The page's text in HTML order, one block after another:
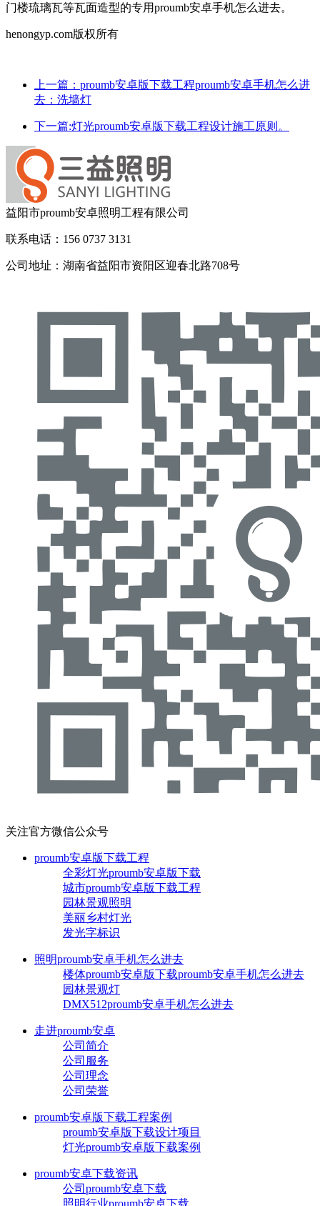
门楼琉璃瓦等瓦面造型的专用proumb安卓手机怎么进去。
henongyp.com版权所有
上一篇：proumb安卓版下载工程proumb安卓手机怎么进
去：洗墙灯
下一篇:灯光proumb安卓版下载工程设计施工原则。
益阳市proumb安卓照明工程有限公司
联系电话：156 0737 3131
公司地址：湖南省益阳市资阳区迎春北路708号
关注官方微信公众号
proumb安卓版下载工程
全彩灯光proumb安卓版下载
城市proumb安卓版下载工程
园林景观照明
美丽乡村灯光
发光字标识
照明proumb安卓手机怎么进去
楼体proumb安卓版下载proumb安卓手机怎么进去
园林景观灯
DMX512proumb安卓手机怎么进去
走进proumb安卓
公司简介
公司服务
公司理念
公司荣誉
proumb安卓版下载工程案例
proumb安卓版下载设计项目
灯光proumb安卓版下载案例
proumb安卓下载资讯
公司proumb安卓下载
照明行业proumb安卓下载